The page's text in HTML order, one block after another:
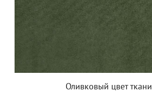
Оливковый цвет ткани